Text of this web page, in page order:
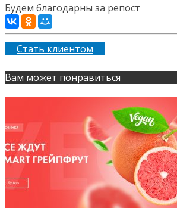
Будем благодарны за репост
Стать клиентом
Вам может понравиться